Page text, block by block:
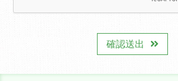
確認送出